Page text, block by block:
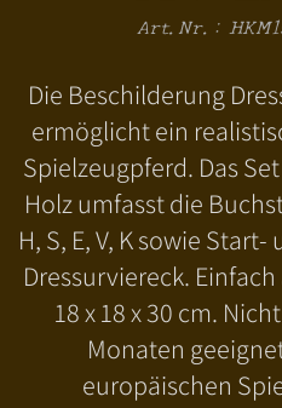
Art.Nr.:
Die Beschilderung
ermöglicht ein
Spielzeugpferd. Das
Holz umfasst die
H, S, E, V, K sowie
Dressurviereck.
18 x 18 x 30 cm.
Monaten
europäischen